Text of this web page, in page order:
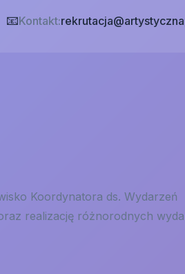
📧Kontakt:
Koordynatora ds. Wydarzeń
realizację różnorodnych